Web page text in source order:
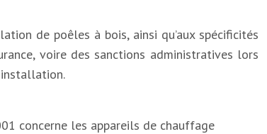
de poêles à bois, ainsi qu’aux spécificités
voire des sanctions administratives lors
installation.
concerne les appareils de chauffage